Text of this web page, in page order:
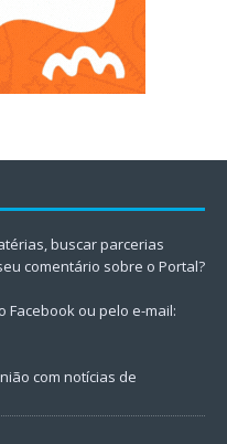
buscar parcerias
comentário sobre o Portal?
Facebook ou pelo e-mail:
com notícias de